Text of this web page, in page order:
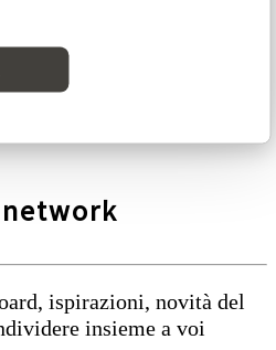
“Innovazione di
ispirazioni, novità del
insieme a voi